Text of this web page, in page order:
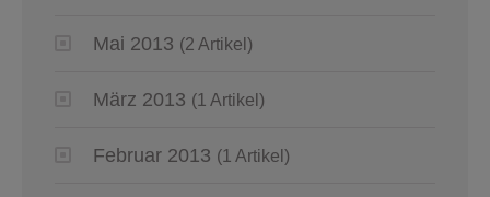
Mai 2013 (2 Artikel)
März 2013 (1 Artikel)
Februar 2013 (1 Artikel)